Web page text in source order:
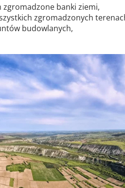
zgromadzone banki ziemi,
zgromadzonych
budowlanych,